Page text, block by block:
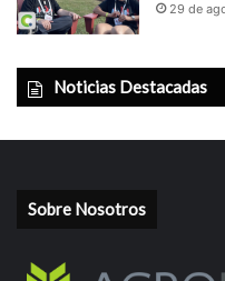
29 de
Noticias Destacadas
Sobre Nosotros